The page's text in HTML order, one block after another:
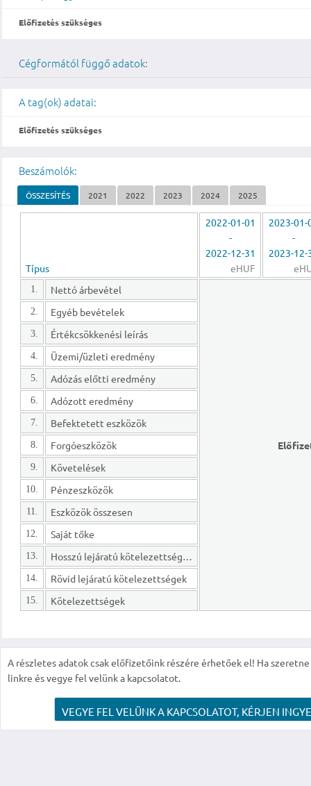
Előfizetés szükséges
Cégformától függő adatok:
A tag(ok) adatai:
Előfizetés szükséges
Beszámolók:
ÖSSZESÍTÉS 2021 2022 2023 2024 2025
Típus
2022-01-01
-
2022-12-31
eHUF
2023-01-
-
2023-12-
1. Nettó árbevétel
2. Egyéb bevételek
3. Értékcsökkenési leírás
4. Üzemi/üzleti eredmény
5. Adózás előtti eredmény
6. Adózott eredmény
7. Befektetett eszközök
8. Forgóeszközök
9. Követelések
10. Pénzeszközök
11. Eszközök összesen
12. Saját tőke
13. Hosszú lejáratú kötelezettségek
14. Rövid lejáratú kötelezettségek
15. Kötelezettségek
A részletes adatok csak előfizetőink részére érhetőek el! Ha
linkre és vegye fel velünk a kapcsolatot.
VEGYE FEL VELÜNK A KAPCSOLATOT, KÉRJEN